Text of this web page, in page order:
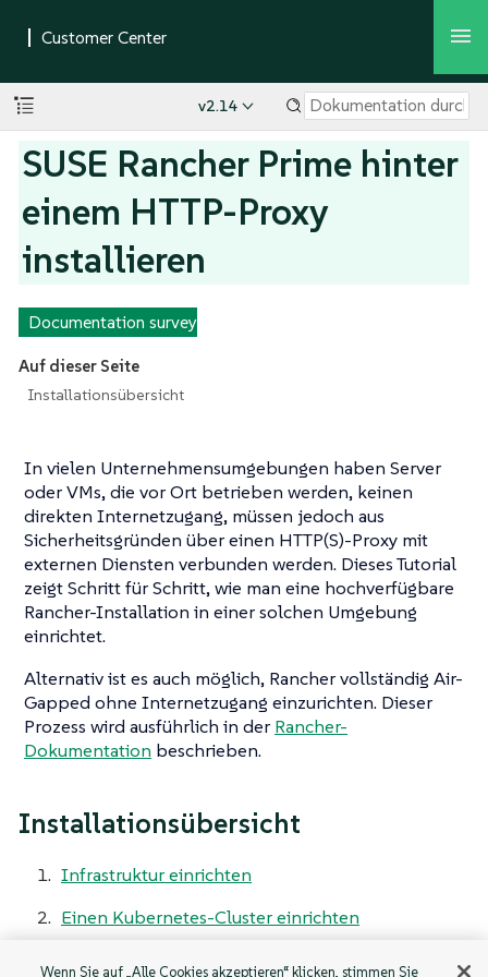
v2.14
SUSE Rancher Prime hinter
einem HTTP-Proxy
installieren
Documentation survey
Auf dieser Seite
Installationsübersicht
In vielen Unternehmensumgebungen haben Server
oder VMs, die vor Ort betrieben werden, keinen
direkten Internetzugang, müssen jedoch aus
Sicherheitsgründen über einen HTTP(S)-Proxy mit
externen Diensten verbunden werden. Dieses Tutorial
zeigt Schritt für Schritt, wie man eine hochverfügbare
Rancher-Installation in einer solchen Umgebung
einrichtet.
Alternativ ist es auch möglich, Rancher vollständig Air-
Gapped ohne Internetzugang einzurichten. Dieser
Prozess wird ausführlich in der Rancher-
Dokumentation beschrieben.
Installationsübersicht
Infrastruktur einrichten
Einen Kubernetes-Cluster einrichten
Wenn Sie auf „Alle Cookies akzeptieren“ klicken, stimmen Sie